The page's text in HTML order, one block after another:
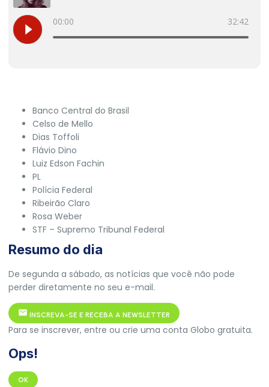
Banco Central do Brasil
Celso de Mello
Dias Toffoli
Flávio Dino
Luiz Edson Fachin
PL
Polícia Federal
Ribeirão Claro
Rosa Weber
STF – Supremo Tribunal Federal
Resumo do dia
De segunda a sábado, as notícias que você não pode
perder diretamente no seu e-mail.
INSCREVA-SE E RECEBA A NEWSLETTER
Para se inscrever, entre ou crie uma conta Globo gratuita.
Ops!
OK